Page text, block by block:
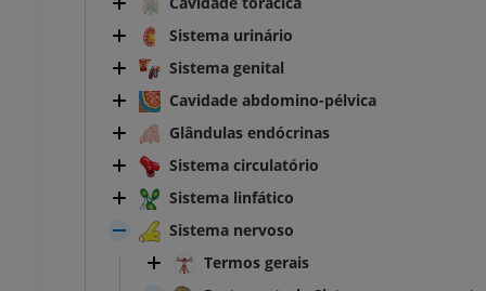
Sistema urinário
Sistema genital
Cavidade abdomino-pélvica
Glândulas endócrinas
Sistema circulatório
Sistema linfático
Sistema nervoso
Termos gerais